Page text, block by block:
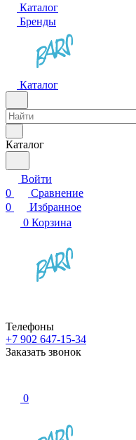
Каталог
Бренды
Каталог
Каталог
Войти
0
Сравнение
0
Избранное
0 Корзина
Телефоны
+7 902 647-15-34
Заказать звонок
0